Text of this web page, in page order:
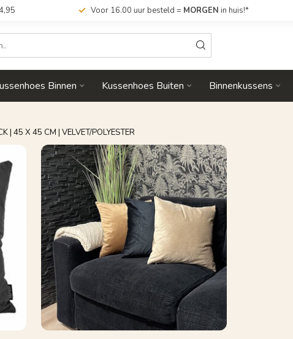
Voor 16.00 uur besteld = MORGEN in huis!*
Binnen Kussenhoes Buiten Binnenkussens
| 45 X 45 CM | VELVET/POLYESTER